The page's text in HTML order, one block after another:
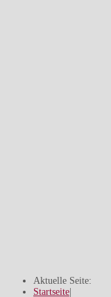
Aktuelle Seite:
Startseite